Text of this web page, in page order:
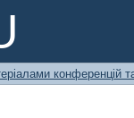
конференцій